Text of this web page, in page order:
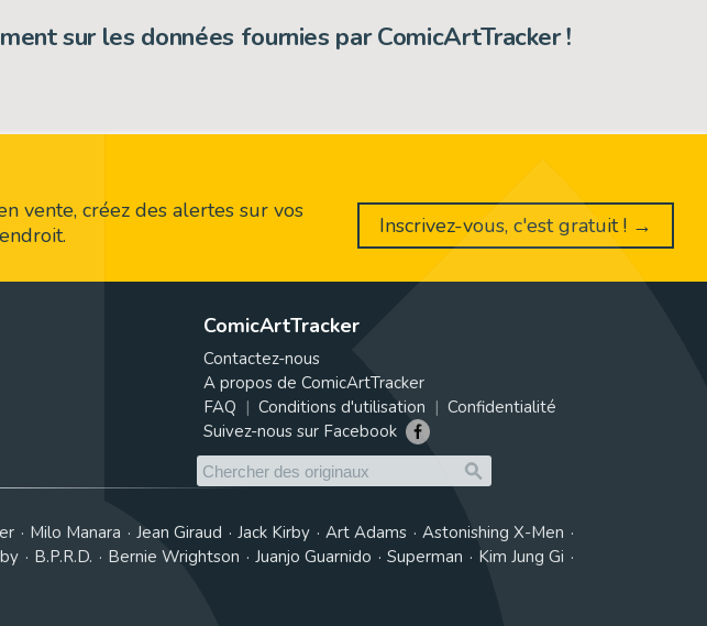
sur les données fournies par ComicArtTracker !
vente, créez des alertes sur vos
Inscrivez-vous, c'est gratuit ! →
ComicArtTracker
Contactez-nous
A propos de ComicArtTracker
FAQ
Conditions d'utilisation
Confidentialité
Suivez-nous sur Facebook
Milo Manara Jean Giraud Jack Kirby Art Adams
Astonishing X-Men
B.P.R.D. Bernie Wrightson Juanjo Guarnido Superman
Kim Jung Gi